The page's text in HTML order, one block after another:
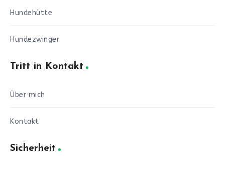
Hundehütte
Hundezwinger
Tritt in Kontakt
Über mich
Kontakt
Sicherheit